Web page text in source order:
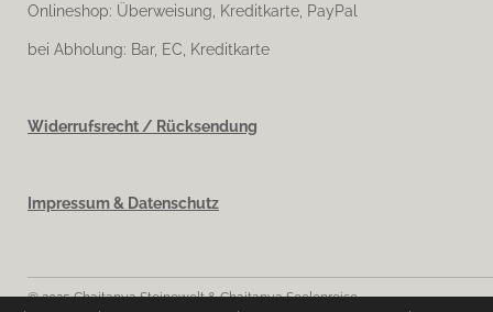
Onlineshop: Überweisung, Kreditkarte, PayPal
bei Abholung: Bar, EC, Kreditkarte
Widerrufsrecht / Rücksendung
Impressum & Datenschutz
© 2025 Chaitanya Steinewelt & Chaitanya Seelenreise